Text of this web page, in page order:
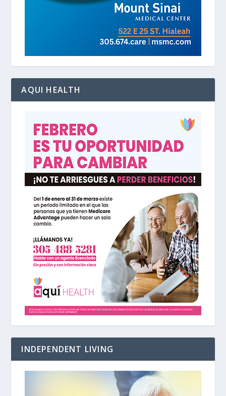
AQUI HEALTH
INDEPENDENT LIVING